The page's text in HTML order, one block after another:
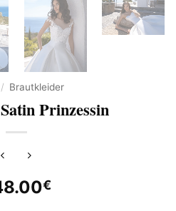
/ Brautkleider
Prinzessin
€